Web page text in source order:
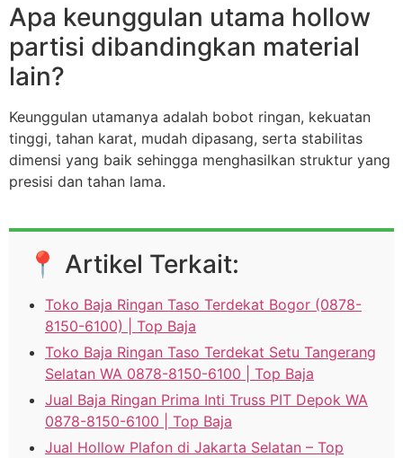
Apa keunggulan utama hollow
partisi dibandingkan material
lain?
Keunggulan utamanya adalah bobot ringan, kekuatan
tinggi, tahan karat, mudah dipasang, serta stabilitas
dimensi yang baik sehingga menghasilkan struktur yang
presisi dan tahan lama.
📍 Artikel Terkait:
Toko Baja Ringan Taso Terdekat Bogor (0878-
8150-6100) | Top Baja
Toko Baja Ringan Taso Terdekat Setu Tangerang
Selatan WA 0878-8150-6100 | Top Baja
Jual Baja Ringan Prima Inti Truss PIT Depok WA
0878-8150-6100 | Top Baja
Jual Hollow Plafon di Jakarta Selatan – Top